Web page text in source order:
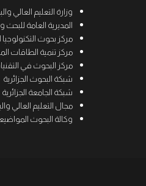
وزارة التعليم العالي
المديرية العامة للبحث
مركز بحوث التكنولوجيا
مركز تنمية الطاقات
مركز البحوث في
شبكة البحوث الجزائرية
شبكة الجامعة الجزائرية
مجال التعليم العالي
وكالة البحوث